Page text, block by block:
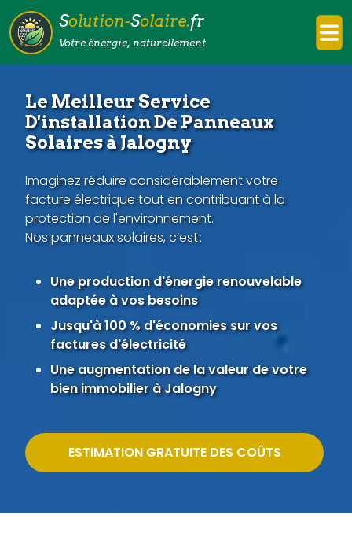
Solution-Solaire.fr
Votre énergie, naturellement.
Le Meilleur Service
D'installation De Panneaux
Solaires à Jalogny
Imaginez réduire considérablement votre
facture électrique tout en contribuant à la
protection de l'environnement.
Nos panneaux solaires, c’est :
Une production d'énergie renouvelable
adaptée à vos besoins
Jusqu'à 100 % d'économies sur vos
factures d'électricité
Une augmentation de la valeur de votre
bien immobilier à Jalogny
ESTIMATION GRATUITE DES COÛTS